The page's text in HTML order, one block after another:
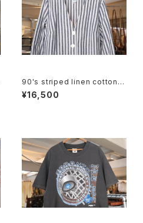
90's striped linen cotton V
-neck Jacket
¥16,500